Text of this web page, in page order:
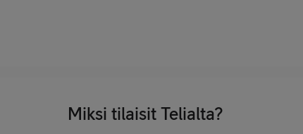
Miksi tilaisit Telialta?